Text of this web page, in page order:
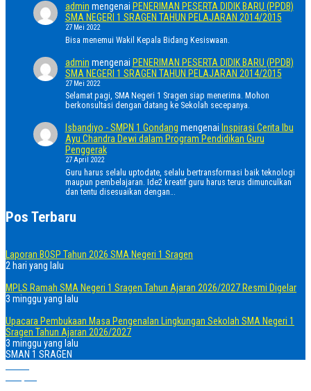
admin mengenai PENERIMAN PESERTA DIDIK BARU (PPDB)
SMA NEGERI 1 SRAGEN TAHUN PELAJARAN 2014/2015
27 Mei 2022
Bisa menemui Wakil Kepala Bidang Kesiswaan.
admin mengenai PENERIMAN PESERTA DIDIK BARU (PPDB)
SMA NEGERI 1 SRAGEN TAHUN PELAJARAN 2014/2015
27 Mei 2022
Selamat pagi, SMA Negeri 1 Sragen siap menerima. Mohon
berkonsultasi dengan datang ke Sekolah secepanya.
Isbandiyo - SMPN 1 Gondang mengenai Inspirasi Cerita Ibu
Ayu Chandra Dewi dalam Program Pendidikan Guru
Penggerak
27 April 2022
Guru harus selalu uptodate, selalu bertransformasi baik teknologi
maupun pembelajaran. Ide2 kreatif guru harus terus dimunculkan
dan tentu disesuaikan dengan…
Pos Terbaru
Laporan BOSP Tahun 2026 SMA Negeri 1 Sragen
2 hari yang lalu
MPLS Ramah SMA Negeri 1 Sragen Tahun Ajaran 2026/2027 Resmi Digelar
3 minggu yang lalu
Upacara Pembukaan Masa Pengenalan Lingkungan Sekolah SMA Negeri 1
Sragen Tahun Ajaran 2026/2027
3 minggu yang lalu
SMAN 1 SRAGEN